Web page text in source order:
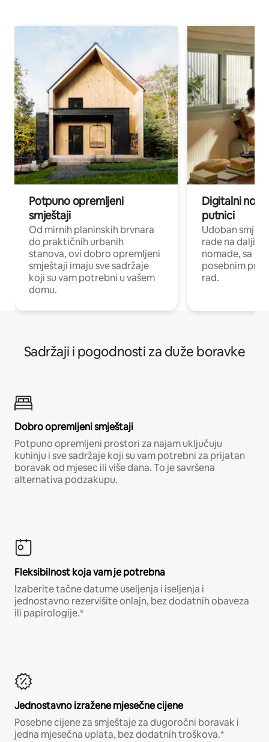
Potpuno opremljeni
smještaji
Od mirnih planinskih brvnara
do praktičnih urbanih
stanova, ovi dobro opremljeni
smještaji imaju sve sadržaje
koji su vam potrebni u vašem
domu.
Digitalni
putnici
Udoban
rade na
nomade, sa
posebnim
rad.
Sadržaji i pogodnosti za duže boravke
Dobro opremljeni smještaji
Potpuno opremljeni prostori za najam uključuju
kuhinju i sve sadržaje koji su vam potrebni za prijatan
boravak od mjesec ili više dana. To je savršena
alternativa podzakupu.
Fleksibilnost koja vam je potrebna
Izaberite tačne datume useljenja i iseljenja i
jednostavno rezervišite onlajn, bez dodatnih obaveza
ili papirologije.*
Jednostavno izražene mjesečne cijene
Posebne cijene za smještaje za dugoročni boravak i
jedna mjesečna uplata, bez dodatnih troškova.*